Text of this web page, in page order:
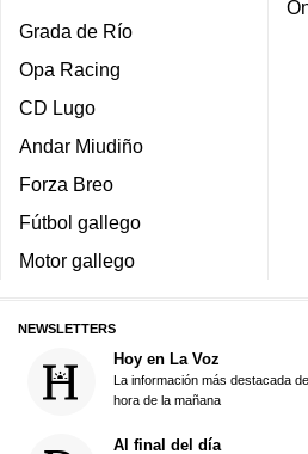
Grada de Río
Opa Racing
CD Lugo
Andar Miudiño
Forza Breo
Fútbol gallego
Motor gallego
NEWSLETTERS
Hoy en La Voz
La información más destacada
hora de la mañana
Al final del día